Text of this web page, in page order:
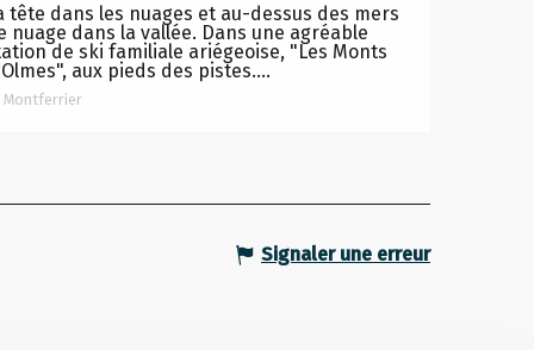
tête dans les nuages et au-dessus des mers
nuage dans la vallée. Dans une agréable
de ski familiale ariégeoise, "Les Monts
aux pieds des pistes....
Montferrier
Signaler une erreur